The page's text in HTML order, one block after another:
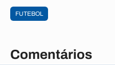
FUTEBOL
Comentários